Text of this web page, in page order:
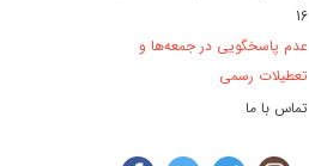
16
عدم پاسخگویی در جمعه‌ها و
تعطیلات رسمی
تماس با ما